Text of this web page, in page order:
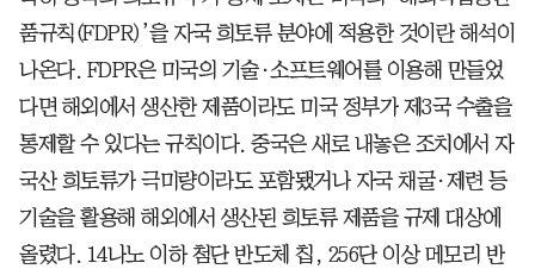
품규칙(FDPR)’을 자국 희토류 분야에 적용한 것이란 해석이
나온다. FDPR은 미국의 기술·소프트웨어를 이용해 만들었
다면 해외에서 생산한 제품이라도 미국 정부가 제3국 수출을
통제할 수 있다는 규칙이다. 중국은 새로 내놓은 조치에서 자
국산 희토류가 극미량이라도 포함됐거나 자국 채굴·제련 등
기술을 활용해 해외에서 생산된 희토류 제품을 규제 대상에
올렸다. 14나노 이하 첨단 반도체 칩, 256단 이상 메모리 반